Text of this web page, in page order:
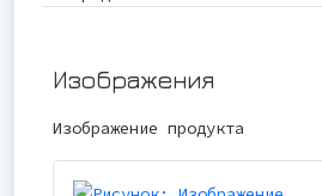
Изображения
Изображение продукта